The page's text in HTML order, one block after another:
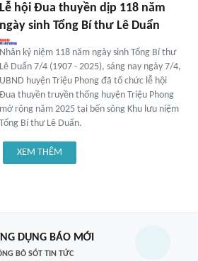
Lễ hội Đua thuyền dịp 118 năm
ngày sinh Tổng Bí thư Lê Duẩn
Nhân kỷ niệm 118 năm ngày sinh Tổng Bí thư
Lê Duẩn 7/4 (1907 - 2025), sáng nay ngày 7/4,
UBND huyện Triệu Phong đã tổ chức lễ hội
Đua thuyền truyền thống huyện Triệu Phong
mở rộng năm 2025 tại bến sông Khu lưu niệm
Tổng Bí thư Lê Duẩn.
XEM THÊM
DỤNG BÁO MỚI
BỎ SÓT TIN TỨC